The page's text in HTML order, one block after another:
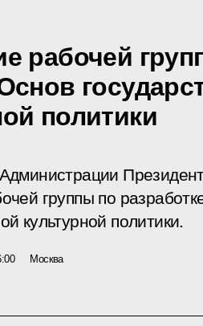
рабочей
политики
группы по
культурной политики.
Москва